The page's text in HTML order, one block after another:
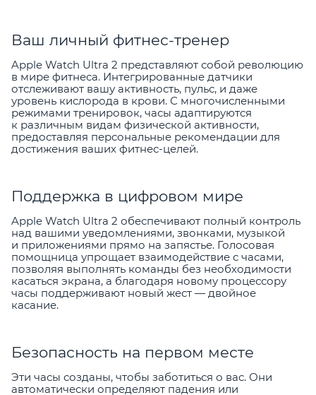
Ваш личный фитнес-тренер
Apple Watch Ultra 2 представляют собой революцию
в мире фитнеса. Интегрированные датчики
отслеживают вашу активность, пульс, и даже
уровень кислорода в крови. С многочисленными
режимами тренировок, часы адаптируются
к различным видам физической активности,
предоставляя персональные рекомендации для
достижения ваших фитнес-целей.
Поддержка в цифровом мире
Apple Watch Ultra 2 обеспечивают полный контроль
над вашими уведомлениями, звонками, музыкой
и приложениями прямо на запястье. Голосовая
помощница упрощает взаимодействие с часами,
позволяя выполнять команды без необходимости
касаться экрана, а благодаря новому процессору
часы поддерживают новый жест — двойное
касание.
Безопасность на первом месте
Эти часы созданы, чтобы заботиться о вас. Они
автоматически определяют падения или